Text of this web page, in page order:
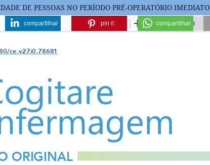
DE PESSOAS NO PERÍODO PRÉ-OPERATÓRIO IMEDIATO
compartilhar pin it compartilhar